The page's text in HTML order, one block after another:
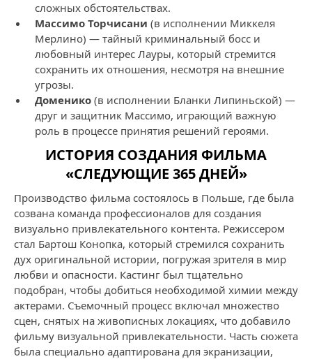
сложных обстоятельствах.
Массимо Торчисани (в исполнении Миккеля
Мерлино) — тайный криминальный босс и
любовный интерес Лауры, который стремится
сохранить их отношения, несмотря на внешние
угрозы.
Доменико (в исполнении Бланки Липиньской) —
друг и защитник Массимо, играющий важную
роль в процессе принятия решений героями.
ИСТОРИЯ СОЗДАНИЯ ФИЛЬМА
«СЛЕДУЮЩИЕ 365 ДНЕЙ»
Производство фильма состоялось в Польше, где была
созвана команда профессионалов для создания
визуально привлекательного контента. Режиссером
стал Бартош Конопка, который стремился сохранить
дух оригинальной истории, погружая зрителя в мир
любви и опасности. Кастинг был тщательно
подобран, чтобы добиться необходимой химии между
актерами. Съемочный процесс включал множество
сцен, снятых на живописных локациях, что добавило
фильму визуальной привлекательности. Часть сюжета
была специально адаптирована для экранизации,